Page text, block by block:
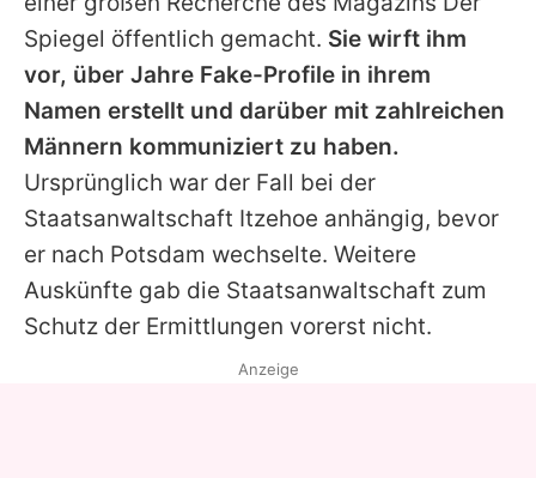
Spiegel öffentlich gemacht. Sie wirft ihm
vor, über Jahre Fake-Profile in ihrem
Namen erstellt und darüber mit zahlreichen
Männern kommuniziert zu haben.
Ursprünglich war der Fall bei der
Staatsanwaltschaft Itzehoe anhängig, bevor
er nach Potsdam wechselte. Weitere
Auskünfte gab die Staatsanwaltschaft zum
Schutz der Ermittlungen vorerst nicht.
Anzeige